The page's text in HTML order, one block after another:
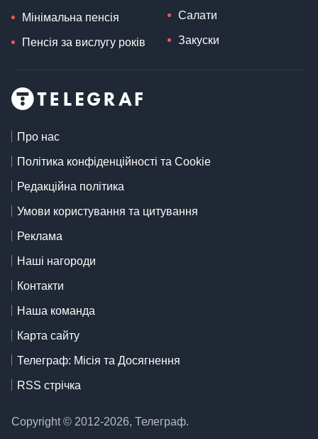
Мінімальна пенсія
Пенсія за вислугу років
Салати
Закуски
Про нас
Політика конфіденційності та Cookie
Редакційна політика
Умови користування та цитування
Реклама
Наші нагороди
Контакти
Наша команда
Карта сайту
Телеграф: Місія та Досягнення
RSS стрічка
Copyright © 2012-2026, Телеграф.